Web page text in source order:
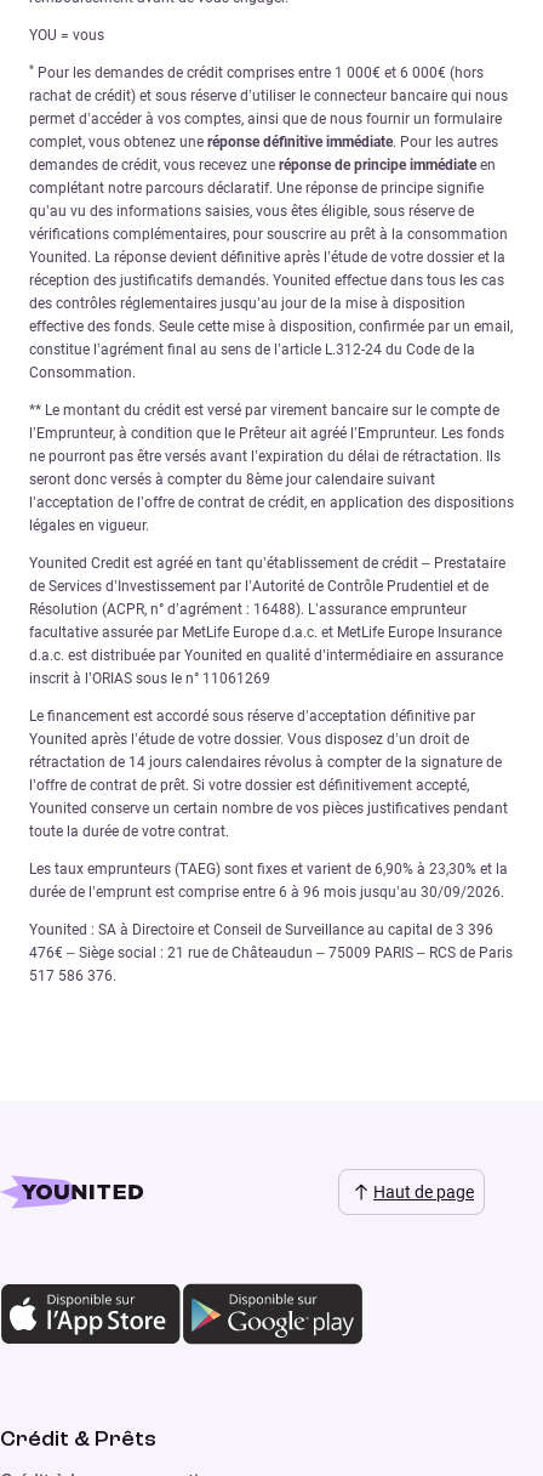
YOU = vous
* Pour les demandes de crédit comprises entre 1 000€ et 6 000€ (hors
rachat de crédit) et sous réserve d’utiliser le connecteur bancaire qui nous
permet d’accéder à vos comptes, ainsi que de nous fournir un formulaire
complet, vous obtenez une réponse définitive immédiate. Pour les autres
demandes de crédit, vous recevez une réponse de principe immédiateen
complétant notre parcours déclaratif. Une réponse de principe signifie
qu’au vu des informations saisies, vous êtes éligible, sous réserve de
vérifications complémentaires, pour souscrire au prêt à la consommation
Younited. La réponse devient définitive après l’étude de votre dossier et la
réception des justificatifs demandés. Younited effectue dans tous les cas
des contrôles réglementaires jusqu’au jour de la mise à disposition
effective des fonds. Seule cette mise à disposition, confirmée par un email,
constitue l’agrément final au sens de l’article L.312-24 du Code de la
Consommation.
** Le montant du crédit est versé par virement bancaire sur le compte de
l’Emprunteur, à condition que le Prêteur ait agréé l’Emprunteur. Les fonds
ne pourront pas être versés avant l’expiration du délai de rétractation. Ils
seront donc versés à compter du 8ème jour calendaire suivant
l’acceptation de l’offre de contrat de crédit, en application des dispositions
légales en vigueur.
Younited Credit est agréé en tant qu’établissement de crédit – Prestataire
de Services d’Investissement par l’Autorité de Contrôle Prudentiel et de
Résolution (ACPR, n° d’agrément : 16488). L’assurance emprunteur
facultative assurée par MetLife Europe d.a.c. et MetLife Europe Insurance
d.a.c. est distribuée par Younited en qualité d’intermédiaire en assurance
inscrit à l’ORIAS sous le n° 11061269
Le financement est accordé sous réserve d’acceptation définitive par
Younited après l’étude de votre dossier. Vous disposez d’un droit de
rétractation de 14 jours calendaires révolus à compter de la signature de
l’offre de contrat de prêt. Si votre dossier est définitivement accepté,
Younited conserve un certain nombre de vos pièces justificatives pendant
toute la durée de votre contrat.
Les taux emprunteurs (TAEG) sont fixes et varient de 6,90% à 23,30% et la
durée de l’emprunt est comprise entre 6 à 96 mois jusqu’au 30/09/2026.
Younited : SA à Directoire et Conseil de Surveillance au capital de 3 396
476€ – Siège social : 21 rue de Châteaudun – 75009 PARIS – RCS de Paris
517 586 376.
Haut de page
Crédit & Prêts